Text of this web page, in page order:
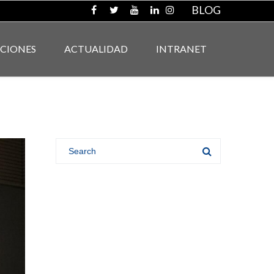
BLOG
ACTUALIDAD INTRANET